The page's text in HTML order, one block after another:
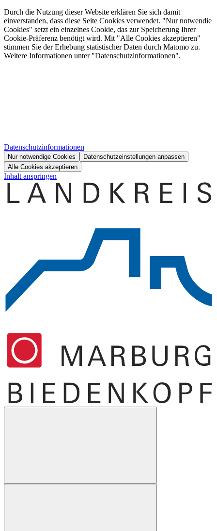
Durch die Nutzung dieser Website erklären Sie sich damit
einverstanden, dass diese Seite Cookies verwendet. "Nur notwendie
Cookies" setzt ein einzelnes Cookie, das zur Speicherung Ihrer
Cookie-Präferenz benötigt wird. Mit "Alle Cookies akzeptieren"
stimmen Sie der Erhebung statistischer Daten durch Matomo zu.
Weitere Informationen unter "Datenschutzinformationen".
Datenschutzinformationen
Nur notwendige Cookies
Datenschutzeinstellungen anpassen
Alle Cookies akzeptieren
Inhalt anspringen